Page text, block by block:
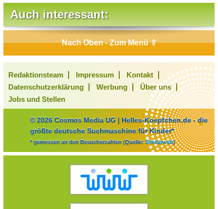
Auch interessant:
Nach Oben - Zum Menü ⇧
Redaktionsteam Impressum
Kontakt
Datenschutzerklärung
Werbung
Über uns
Jobs und Stellen
© 2026 Cosmos Media UG | Helles-Koepfchen.de - die
größte deutsche Suchmaschine für Kinder*
* gemessen an den Besucherzahlen (Quelle: Similarweb)